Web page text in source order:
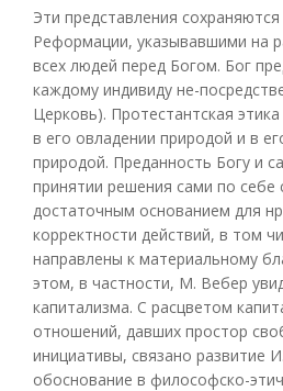
Эти представления
Реформации, указывавшими на
всех людей перед Богом. Бог
каждому индивиду не-
Церковь). Протестантская
в его овладении природой и в
природой. Преданность Богу и
принятии решения сами по себе
достаточным основанием для
корректности действий, в том
направлены к материальному
этом, в частности, М. Вебер
капитализма. С расцветом
отношений, давших простор
инициативы, связано развитие
обоснование в философско-